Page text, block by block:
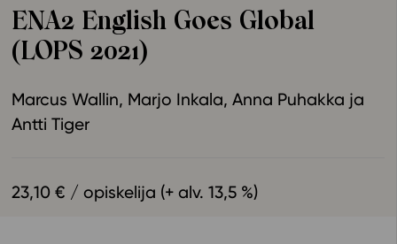
Ominaisuudet
Tapahtumakalenteri
Yhteisö
Suosittelut
Oppikirjailijat
ENA2 English Goes Global
(LOPS 2021)
Marcus Wallin Marjo Inkala Anna Puhakka
Antti Tiger
23,10 € / opiskelija (+ alv. 13,5 %)